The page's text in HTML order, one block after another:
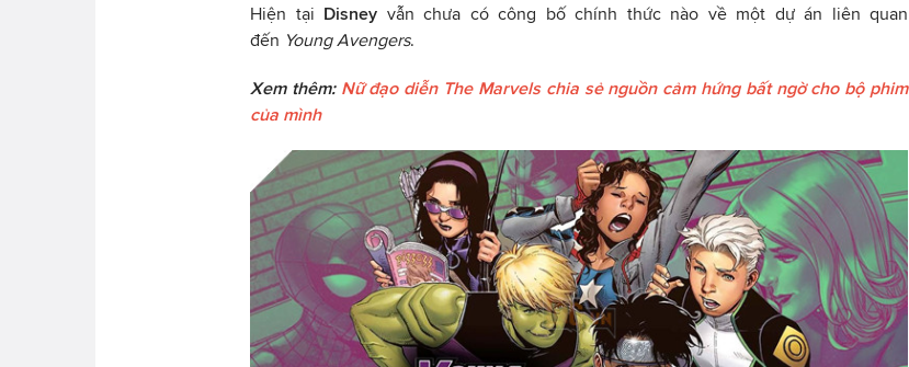
Hiện tại Disney vẫn chưa có công bố chính thức nào về một dự án liên quan
đến Young Avengers.
Xem thêm: Nữ đạo diễn The Marvels chia sẻ nguồn cảm hứng bất ngờ cho bộ phim
của mình